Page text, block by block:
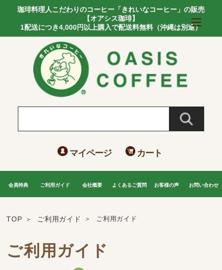
珈琲料理人こだわりのコーヒー「きれいなコーヒー」の販売
【オアシス珈琲】
1配送につき4,000円以上購入で配送料無料（沖縄は別途）
マイページ カート
会員特典 ご利用ガイド 会社概要 よくあるご質問 お客様の声 お問い合わせ
TOP ご利用ガイド ご利用ガイド
ご利用ガイド